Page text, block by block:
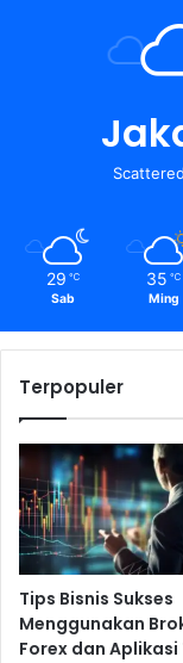
29 ℃
Sab
35 ℃
Ming
Terpopuler
Tips Bisnis Sukses
Menggunakan
Forex dan